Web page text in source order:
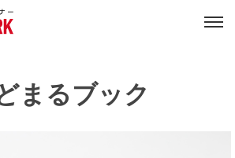
まるブック